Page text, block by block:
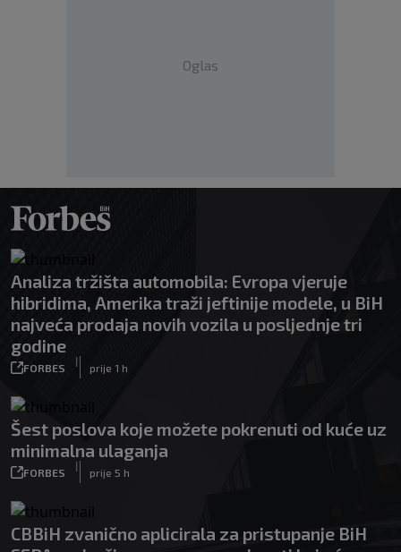
Oglas
Analiza tržišta automobila: Evropa vjeruje
hibridima, Amerika traži jeftinije modele, u BiH
najveća prodaja novih vozila u posljednje tri
godine
FORBES
|
prije 1 h
Šest poslova koje možete pokrenuti od kuće uz
minimalna ulaganja
FORBES
|
prije 5 h
CBBiH zvanično aplicirala za pristupanje BiH